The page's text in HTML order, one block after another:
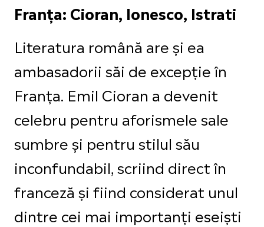
Franța: Cioran, Ionesco, Istrati
Literatura română are și ea
ambasadorii săi de excepție în
Franța. Emil Cioran a devenit
celebru pentru aforismele sale
sumbre și pentru stilul său
inconfundabil, scriind direct în
franceză și fiind considerat unul
dintre cei mai importanți eseiști